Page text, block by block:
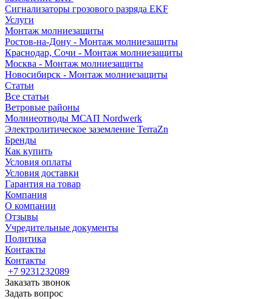
Сигнализаторы грозового разряда EKF
Услуги
Монтаж молниезащиты
Ростов-на-Дону - Монтаж молниезащиты
Краснодар, Сочи - Монтаж молниезащиты
Москва - Монтаж молниезащиты
Новосибирск - Монтаж молниезащиты
Статьи
Все статьи
Ветровые районы
Молниеотводы МСАП Nordwerk
Электролитическое заземление TerraZn
Бренды
Как купить
Условия оплаты
Условия доставки
Гарантия на товар
Компания
О компании
Отзывы
Учредительные документы
Политика
Контакты
Контакты
+7 9231232089
Заказать звонок
Задать вопрос